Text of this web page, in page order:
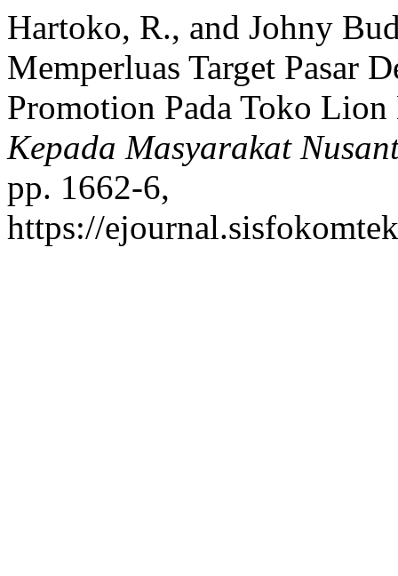
Hartoko, R., and Johny
Memperluas Target Pasar
Promotion Pada Toko
Kepada Masyarakat
pp. 1662-6,
https://